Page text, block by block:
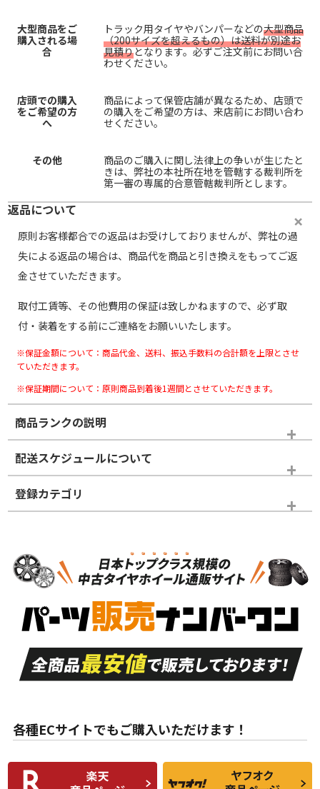
大型商品をご
購入される場
合
トラック用タイヤやバンパーなどの大型商品
（200サイズを超えるもの）は送料が別途お
見積りとなります。必ずご注文前にお問い合
わせください。
店頭での購入
をご希望の方
へ
商品によって保管店舗が異なるため、店頭で
の購入をご希望の方は、来店前にお問い合わ
せください。
その他
商品のご購入に関し法律上の争いが生じたと
きは、弊社の本社所在地を管轄する裁判所を
第一審の専属的合意管轄裁判所とします。
返品について
原則お客様都合での返品はお受けしておりませんが、弊社の過
失による返品の場合は、商品代を商品と引き換えをもってご返
金させていただきます。
取付工賃等、その他費用の保証は致しかねますので、必ず取
付・装着をする前にご連絡をお願いいたします。
※保証金額について：商品代金、送料、振込手数料の合計額を上限とさせ
ていただきます。
※保証期間について：原則商品到着後1週間とさせていただきます。
商品ランクの説明
※商品ランクは出品者の主観により判断しておりますので、あら
かじめご了承ください。
ホイールランク
S
品）
S
新車外し品（新古
付き
A
走行距離も少なく、
目立つ傷もほとんど
ない中古品
A
走行距離も少なく、
非常に状態の良い中
古品
な中古品
んどない中古品
C
比較的きれいな中古
品
C
られるが、使用に問
題のない中古品
配送スケジュールについて
登録カテゴリ
タイヤホイールセット
各種ECサイトでもご購入いただけます！